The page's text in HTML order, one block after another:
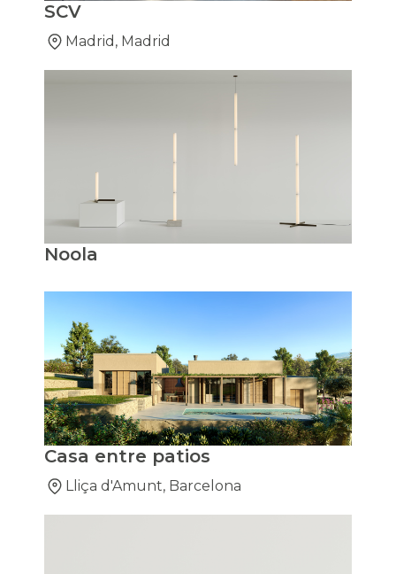
SCV
Madrid, Madrid
Noola
Casa entre patios
Lliça d'Amunt, Barcelona